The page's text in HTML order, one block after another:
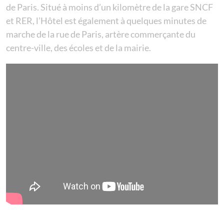
de Paris. Situé à moins d’un kilomètre de la gare SNCF
et RER, l’Hôtel est également à quelques minutes de
marche de la rue de Paris, artère commerçante du
centre-ville, des écoles et de la mairie.